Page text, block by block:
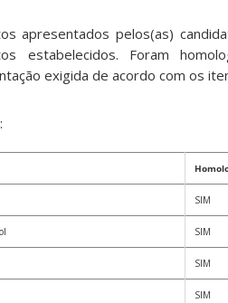
apresentados pelos(as)
estabelecidos. Foram
exigida de acordo com os
SIM
SIM
SIM
SIM